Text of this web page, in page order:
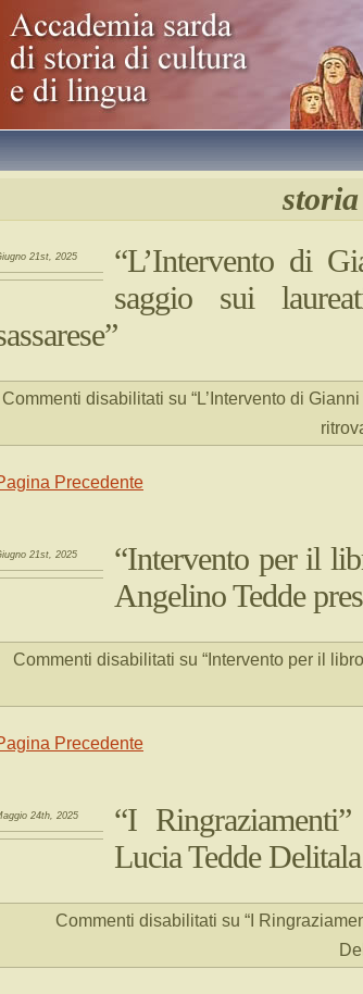
storia
21st, 2025
“L’Intervento di
saggio sui
Commenti disabilitati su “L’Intervento di
Precedente
21st, 2025
“Intervento per il
Angelino Tedde
Commenti disabilitati su “Intervento per il
Precedente
24th, 2025
“I
Lucia Tedde
Commenti disabilitati su “I